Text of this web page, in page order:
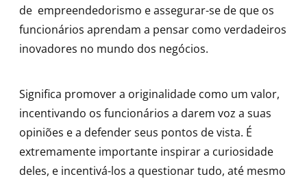
de empreendedorismo e assegurar-se de que os
funcionários aprendam a pensar como verdadeiros
inovadores no mundo dos negócios.
Significa promover a originalidade como um valor,
incentivando os funcionários a darem voz a suas
opiniões e a defender seus pontos de vista. É
extremamente importante inspirar a curiosidade
deles, e incentivá-los a questionar tudo, até mesmo